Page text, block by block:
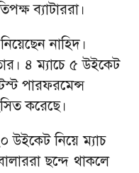
ব্যাটাররা।
নাহিদ।
৪ ম্যাচে ৫ উইকেট
পারফরমেন্স
করেছে।
উইকেট নিয়ে ম্যাচ
ছন্দে থাকলে